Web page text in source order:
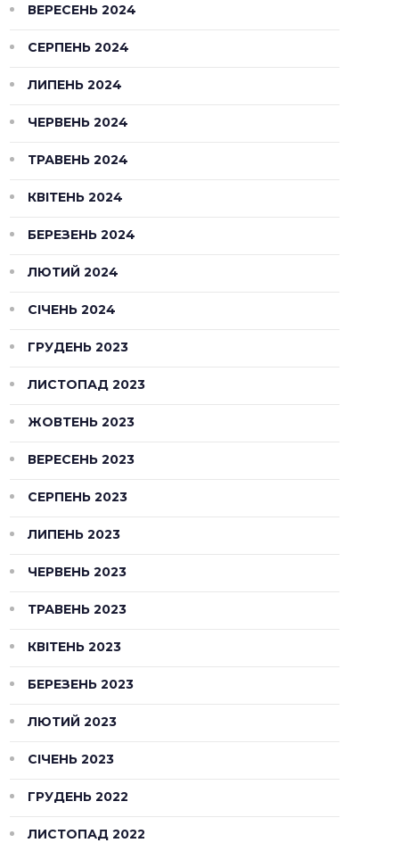
ВЕРЕСЕНЬ 2024
СЕРПЕНЬ 2024
ЛИПЕНЬ 2024
ЧЕРВЕНЬ 2024
ТРАВЕНЬ 2024
КВІТЕНЬ 2024
БЕРЕЗЕНЬ 2024
ЛЮТИЙ 2024
СІЧЕНЬ 2024
ГРУДЕНЬ 2023
ЛИСТОПАД 2023
ЖОВТЕНЬ 2023
ВЕРЕСЕНЬ 2023
СЕРПЕНЬ 2023
ЛИПЕНЬ 2023
ЧЕРВЕНЬ 2023
ТРАВЕНЬ 2023
КВІТЕНЬ 2023
БЕРЕЗЕНЬ 2023
ЛЮТИЙ 2023
СІЧЕНЬ 2023
ГРУДЕНЬ 2022
ЛИСТОПАД 2022